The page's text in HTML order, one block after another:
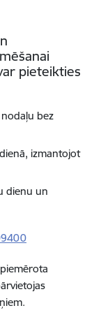
pieteikties
bez
izmantojot
dienu un